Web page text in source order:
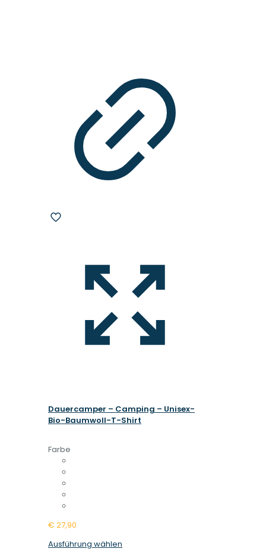
Dauercamper – Camping – Unisex-
Bio-Baumwoll-T-Shirt
Farbe
€ 27,90
Ausführung wählen